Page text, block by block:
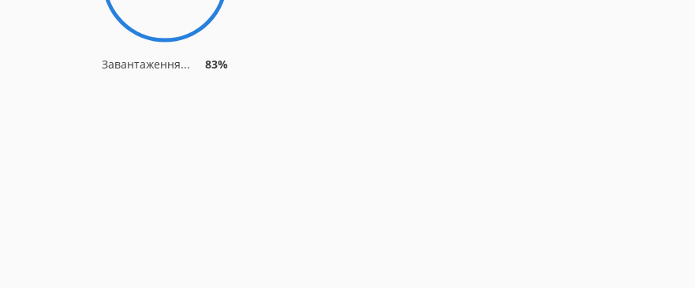
Завантаження... 83%